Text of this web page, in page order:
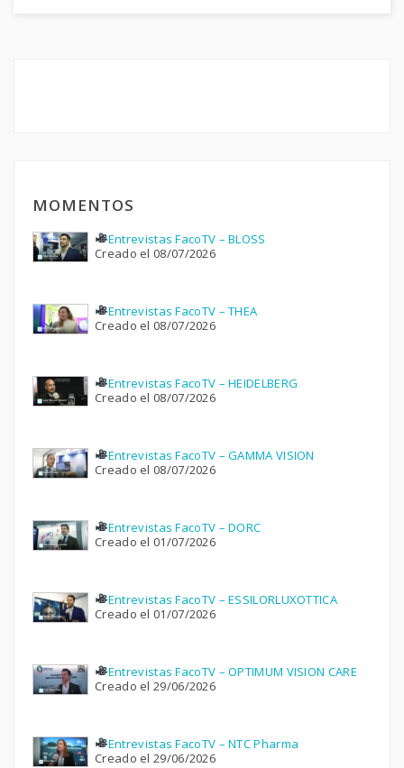
MOMENTOS
Entrevistas FacoTV – BLOSS
Creado el 08/07/2026
Entrevistas FacoTV – THEA
Creado el 08/07/2026
Entrevistas FacoTV – HEIDELBERG
Creado el 08/07/2026
Entrevistas FacoTV – GAMMA VISION
Creado el 08/07/2026
Entrevistas FacoTV – DORC
Creado el 01/07/2026
Entrevistas FacoTV – ESSILORLUXOTTICA
Creado el 01/07/2026
Entrevistas FacoTV – OPTIMUM VISION CARE
Creado el 29/06/2026
Entrevistas FacoTV – NTC Pharma
Creado el 29/06/2026